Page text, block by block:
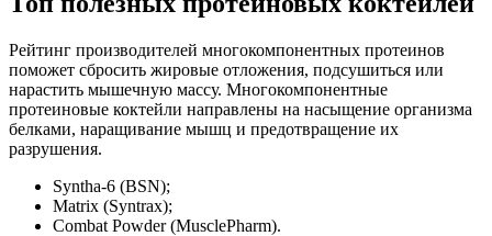
Рейтинг производителей многокомпонентных протеинов
поможет сбросить жировые отложения, подсушиться или
нарастить мышечную массу. Многокомпонентные
протеиновые коктейли направлены на насыщение организма
белками, наращивание мышц и предотвращение их
разрушения.
Syntha-6 (BSN);
Matrix (Syntrax);
Combat Powder (MusclePharm).